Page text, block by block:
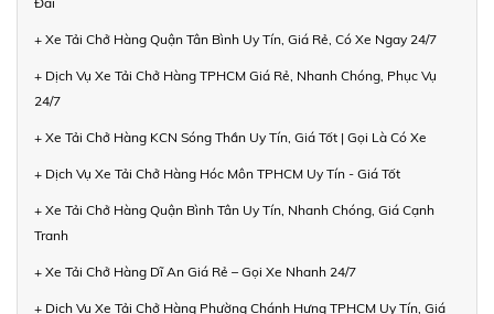
+ Xe Tải Chở Hàng Quận Tân Bình Uy Tín, Giá Rẻ, Có Xe Ngay 24/7
+ Dịch Vụ Xe Tải Chở Hàng TPHCM Giá Rẻ, Nhanh Chóng, Phục Vụ
24/7
+ Xe Tải Chở Hàng KCN Sóng Thần Uy Tín, Giá Tốt | Gọi Là Có Xe
+ Dịch Vụ Xe Tải Chở Hàng Hóc Môn TPHCM Uy Tín - Giá Tốt
+ Xe Tải Chở Hàng Quận Bình Tân Uy Tín, Nhanh Chóng, Giá Cạnh
Tranh
+ Xe Tải Chở Hàng Dĩ An Giá Rẻ – Gọi Xe Nhanh 24/7
+ Dịch Vụ Xe Tải Chở Hàng Phường Chánh Hưng TPHCM Uy Tín, Giá